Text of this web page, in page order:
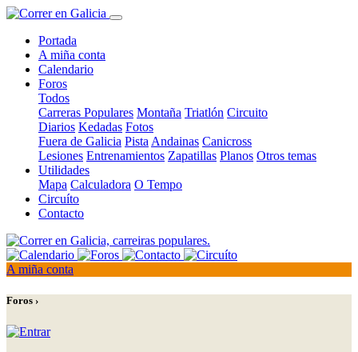
Portada
A miña conta
Calendario
Foros
Todos
Carreras Populares Montaña Triatlón Circuito
Diarios Kedadas Fotos
Fuera de Galicia Pista Andainas Canicross
Lesiones Entrenamientos Zapatillas Planos Otros temas
Utilidades
Mapa Calculadora O Tempo
Circuíto
Contacto
A miña conta
Foros ›